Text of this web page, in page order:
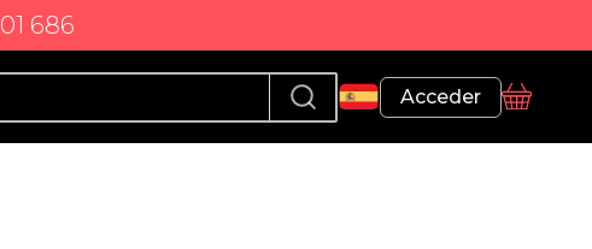
686
Acceder
Perfil
Cesta